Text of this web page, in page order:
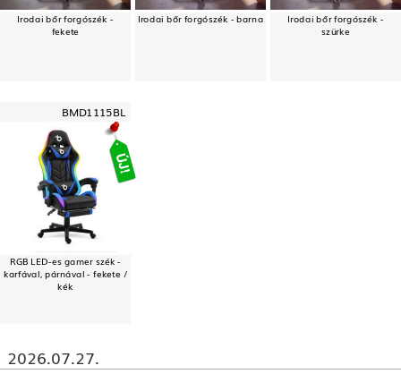
Irodai bőr forgószék -
fekete
Irodai bőr forgószék - barna Irodai bőr forgószék -
szürke
BMD1115BL
RGB LED-es gamer szék -
karfával, párnával - fekete /
kék
2026.07.27.